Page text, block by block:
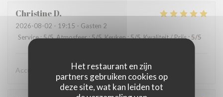
Het restaurant en zijn
partners gebruiken cookies op
deze site, wat kan leiden tot
ChristineD
2026-08-02 - 19:15 - Gasten 2
Service:5/5 Atmosfeer:5/5 Keuken:5/5 Kwaliteit / Prijs: 5/5
Accueil chaleureux , professionnel